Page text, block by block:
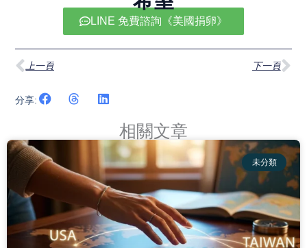
LINE 免費諮詢《美國捐卵》
上一頁
上一頁 下一頁下
分享:
相關文章
未分類
頁
面
頁
面 面
頁
面
頁
面